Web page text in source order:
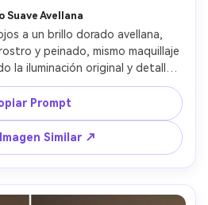
Suave Avellana
a un brillo dorado avellana,
y peinado, mismo maquillaje
la iluminación original y detalles
del iris detalladas y evita relleno
de color --ar 4:5
Prompt
Similar ↗